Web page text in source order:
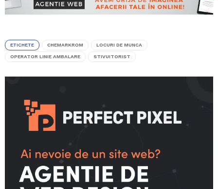
ETICHETE CHEMARKROM LOCURI DE MUNCA
OPERATOR LINIE AMBALARE STIVUITORIST